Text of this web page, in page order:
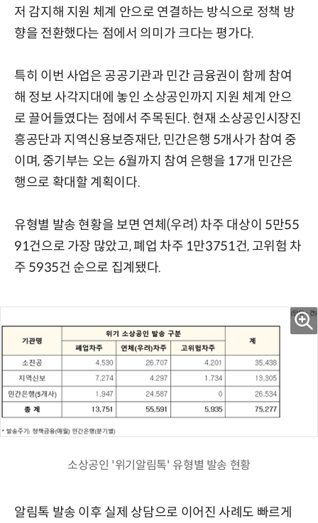
저 감지해 지원 체계 안으로 연결하는 방식으로 정책 방
향을 전환했다는 점에서 의미가 크다는 평가다.
특히 이번 사업은 공공기관과 민간 금융권이 함께 참여
해 정보 사각지대에 놓인 소상공인까지 지원 체계 안으
로 끌어들였다는 점에서 주목된다. 현재 소상공인시장진
흥공단과 지역신용보증재단, 민간은행 5개사가 참여 중
이며, 중기부는 오는 6월까지 참여 은행을 17개 민간은
행으로 확대할 계획이다.
유형별 발송 현황을 보면 연체(우려) 차주 대상이 5만55
91건으로 가장 많았고, 폐업 차주 1만3751건, 고위험 차
주 5935건 순으로 집계됐다.
소상공인 '위기알림톡' 유형별 발송 현황
알림톡 발송 이후 실제 상담으로 이어진 사례도 빠르게